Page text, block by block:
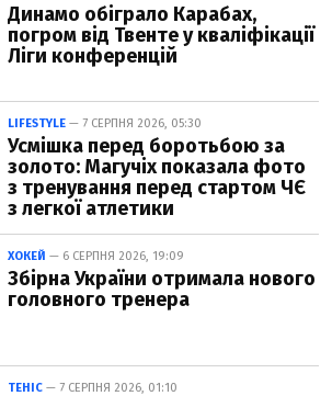
Динамо обіграло Карабах,
погром від Твенте у кваліфікації
Ліги конференцій
LIFESTYLE — 7 СЕРПНЯ 2026, 05:30
Усмішка перед боротьбою за
золото: Магучіх показала фото
з тренування перед стартом ЧЄ
з легкої атлетики
ХОКЕЙ — 6 СЕРПНЯ 2026, 19:09
Збірна України отримала нового
головного тренера
ТЕНІС — 7 СЕРПНЯ 2026, 01:10